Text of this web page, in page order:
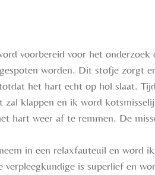
voorbereid voor het onderzoek
worden. Dit stofje zorgt
het hart echt op hol slaat.
klappen en ik word
hart weer af te remmen. De
in een relaxfauteuil en word
is superlief en